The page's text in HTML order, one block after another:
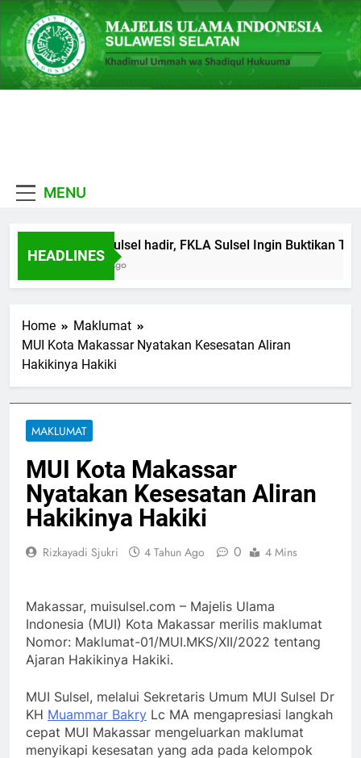
Skip
to
content
MENU
HEADLINES
MUI Sulsel hadir, FKLA Sulsel Ingin Buktikan
6 Hari Ago
Home
Maklumat
MUI Kota Makassar Nyatakan Kesesatan Aliran
Hakikinya Hakiki
MAKLUMAT
MUI Kota Makassar
Nyatakan Kesesatan Aliran
Hakikinya Hakiki
Rizkayadi Sjukri 4 Tahun Ago 0 4 Mins
Makassar, muisulsel.com – Majelis Ulama
Indonesia (MUI) Kota Makassar merilis maklumat
Nomor: Maklumat-01/MUI.MKS/XII/2022 tentang
Ajaran Hakikinya Hakiki.
MUI Sulsel, melalui Sekretaris Umum MUI Sulsel Dr
KH Muammar Bakry Lc MA mengapresiasi langkah
cepat MUI Makassar mengeluarkan maklumat
menyikapi kesesatan yang ada pada kelompok